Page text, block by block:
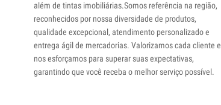
além de tintas imobiliárias.Somos referência na região,
reconhecidos por nossa diversidade de produtos,
qualidade excepcional, atendimento personalizado e
entrega ágil de mercadorias. Valorizamos cada cliente e
nos esforçamos para superar suas expectativas,
garantindo que você receba o melhor serviço possível.